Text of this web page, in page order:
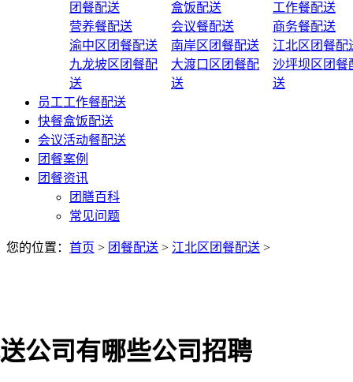
团餐配送
盒饭配送
工作餐配送
营养餐配送
会议餐配送
商务餐配送
渝中区团餐配送
南岸区团餐配送
江北区团餐配
九龙坡区团餐配
送
大渡口区团餐配
送
沙坪坝区团餐
送
员工工作餐配送
快餐盒饭配送
会议活动餐配送
团餐案例
团餐资讯
团膳百科
常见问题
您的位置： 首页 > 团餐配送 > 江北区团餐配送 >
公司有哪些公司招聘